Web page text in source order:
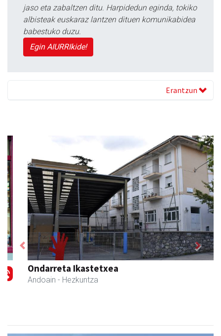
jaso eta zabaltzen ditu. Harpidedun eginda, tokiko
albisteak euskaraz lantzen dituen komunikabidea
babestuko duzu.
Egin AIURRIkide!
Erantzun
Ondarreta Ikastetxea
Andoain - Hezkuntza
Previous Next